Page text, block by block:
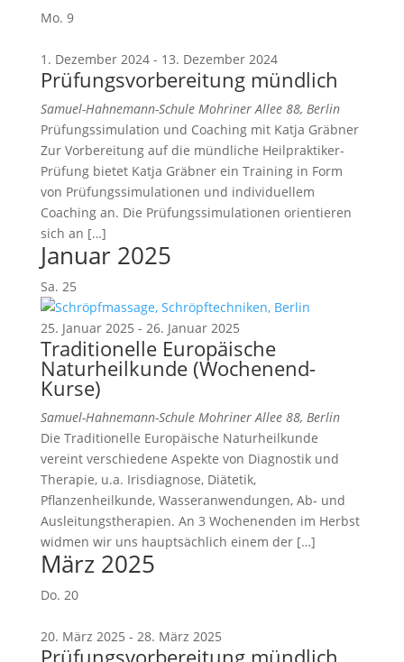
Mo. 9
1. Dezember 2024- 13. Dezember 2024
Prüfungsvorbereitung mündlich
Samuel-Hahnemann-Schule Mohriner Allee 88, Berlin
Prüfungssimulation und Coaching mit Katja Gräbner
Zur Vorbereitung auf die mündliche Heilpraktiker-
Prüfung bietet Katja Gräbner ein Training in Form
von Prüfungssimulationen und individuellem
Coaching an. Die Prüfungssimulationen orientieren
sich an […]
Januar 2025
Sa. 25
25. Januar 2025 - 26. Januar 2025
Traditionelle Europäische
Naturheilkunde (Wochenend-
Kurse)
Samuel-Hahnemann-Schule Mohriner Allee 88, Berlin
Die Traditionelle Europäische Naturheilkunde
vereint verschiedene Aspekte von Diagnostik und
Therapie, u.a. Irisdiagnose, Diätetik,
Pflanzenheilkunde, Wasseranwendungen, Ab- und
Ausleitungstherapien. An 3 Wochenenden im Herbst
widmen wir uns hauptsächlich einem der […]
März 2025
Do. 20
20. März 2025 - 28. März 2025
Prüfungsvorbereitung mündlich